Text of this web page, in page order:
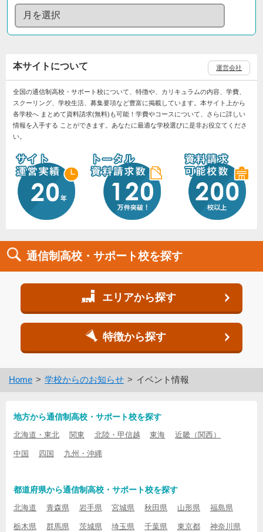
本サイトについて 運営会社
全国の通信制高校・サポート校について、特徴や、カリキュラムの内容、学費、
スクーリング、学校生活、募集要項など豊富に掲載しています。本サイト上から
各学校へ まとめて資料請求(無料)も可能！学費やコースについて、さらに詳しい
情報を入手する ことができます。あなたに最適な学校選びに是非お役立てくださ
い。
通信制高校・サポート校を探す
エリアから探す
特徴から探す
Home 学校からのお知らせ イベント情報
地方から通信制高校・サポート校を探す
北海道・東北 関東 北陸・甲信越 東海 近畿（関西）
中国 四国 九州・沖縄
都道府県から通信制高校・サポート校を探す
北海道 青森県 岩手県 宮城県 秋田県 山形県 福島県
栃木県 群馬県 茨城県 埼玉県 千葉県 東京都 神奈川県